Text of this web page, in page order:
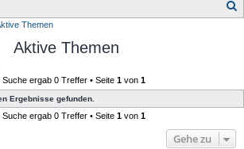
Themen
Aktive Themen
Suche ergab 0 Treffer • Seite 1von 1
Ergebnisse gefunden.
Suche ergab 0 Treffer • Seite 1von 1
Gehe zu